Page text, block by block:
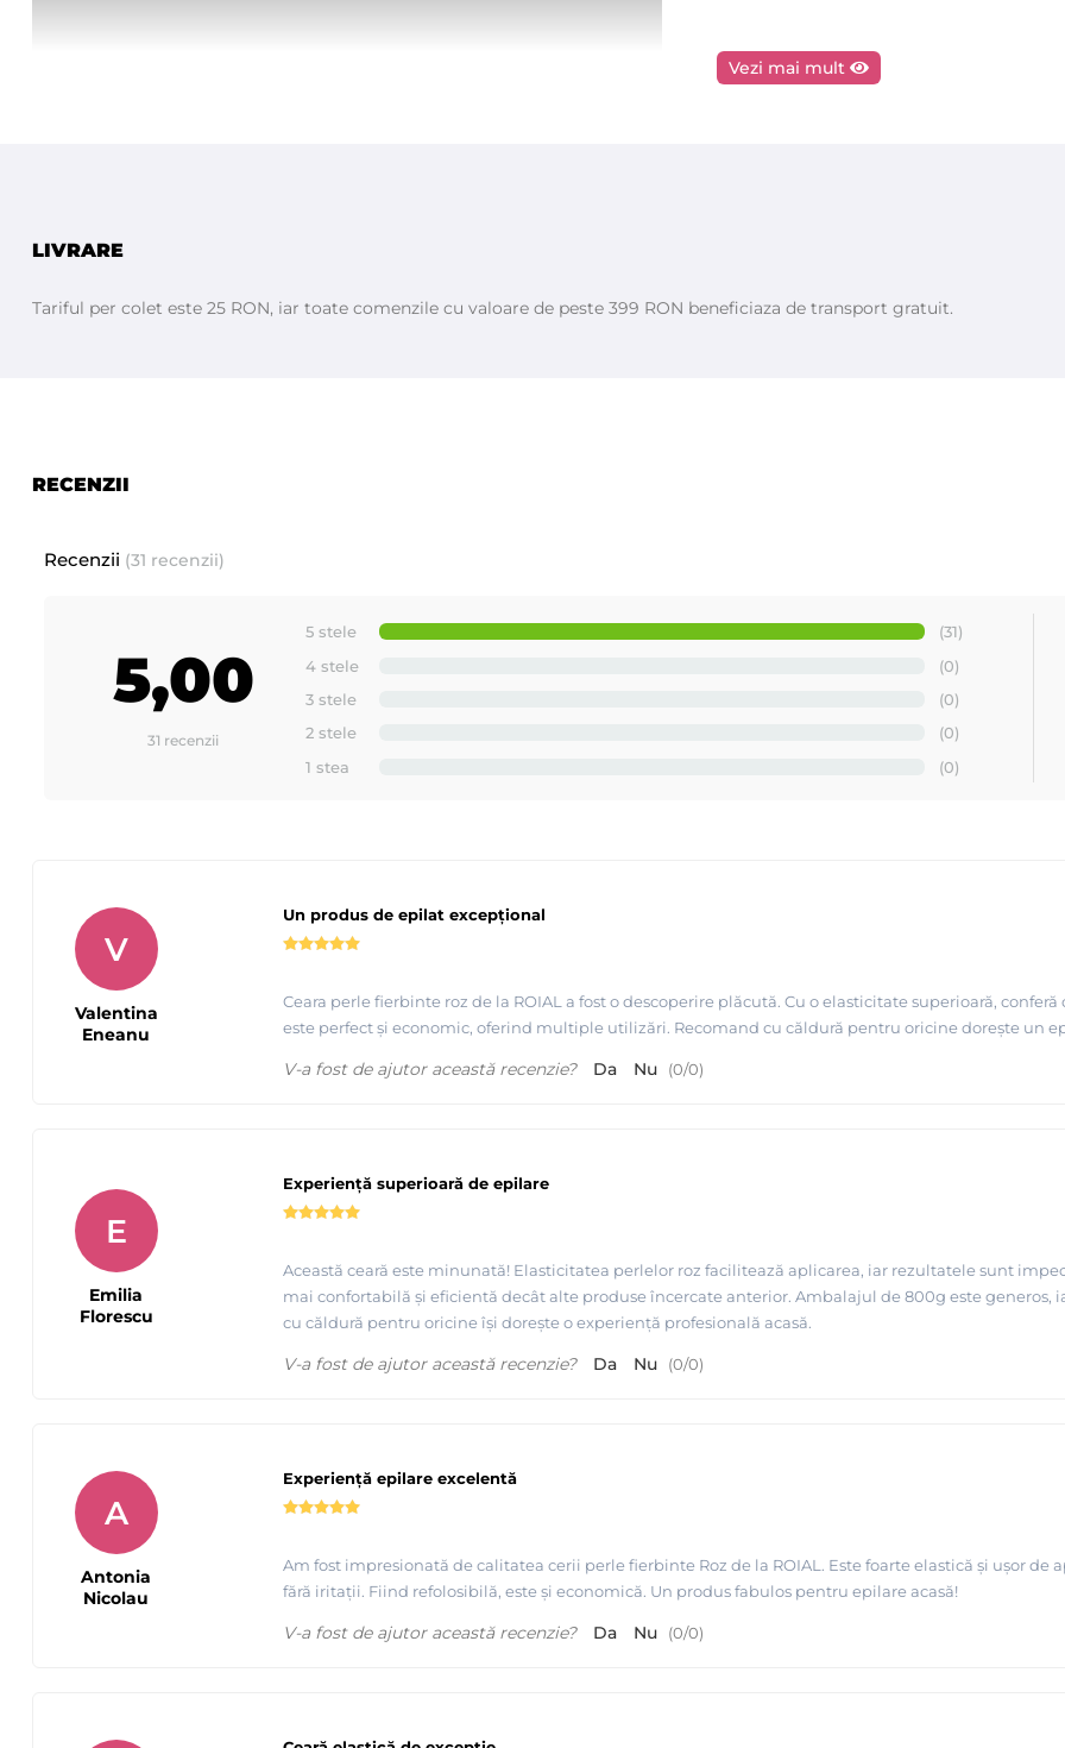
Vezi mai mult
LIVRARE
Tariful per colet este 25 RON, iar toate comenzile cu valoare de peste 399 RON beneficiaza de transport gratuit.
RECENZII
Recenzii (31 recenzii)
5,00
31 recenzii
5 stele
(31)
4 stele
(0)
3 stele
(0)
2 stele
(0)
1 stea
(0)
Un produs de epilat excepțional
Ceara perle fierbinte roz de la ROIAL a fost o descoperire plăcută. Cu o elasticitate superioară,
este perfect și economic, oferind multiple utilizări. Recomand cu căldură pentru oricine dorește un
V
Valentina
Eneanu
V-a fost de ajutor această recenzie?
Da Nu (0/0)
Experiență superioară de epilare
Această ceară este minunată! Elasticitatea perlelor roz facilitează aplicarea, iar rezultatele sunt
mai confortabilă și eficientă decât alte produse încercate anterior. Ambalajul de 800g este generos,
cu căldură pentru oricine își dorește o experiență profesională acasă.
E
Emilia
Florescu
V-a fost de ajutor această recenzie? Da Nu (0/0)
Experiență epilare excelentă
Am fost impresionată de calitatea cerii perle fierbinte Roz de la ROIAL. Este foarte elastică și ușor
fără iritații. Fiind refolosibilă, este și economică. Un produs fabulos pentru epilare acasă!
A
Antonia
Nicolau
V-a fost de ajutor această recenzie?
Da Nu (0/0)